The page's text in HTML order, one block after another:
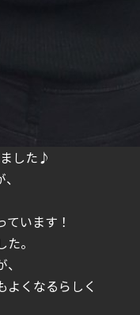
した♪
います！
。
くなるらしく